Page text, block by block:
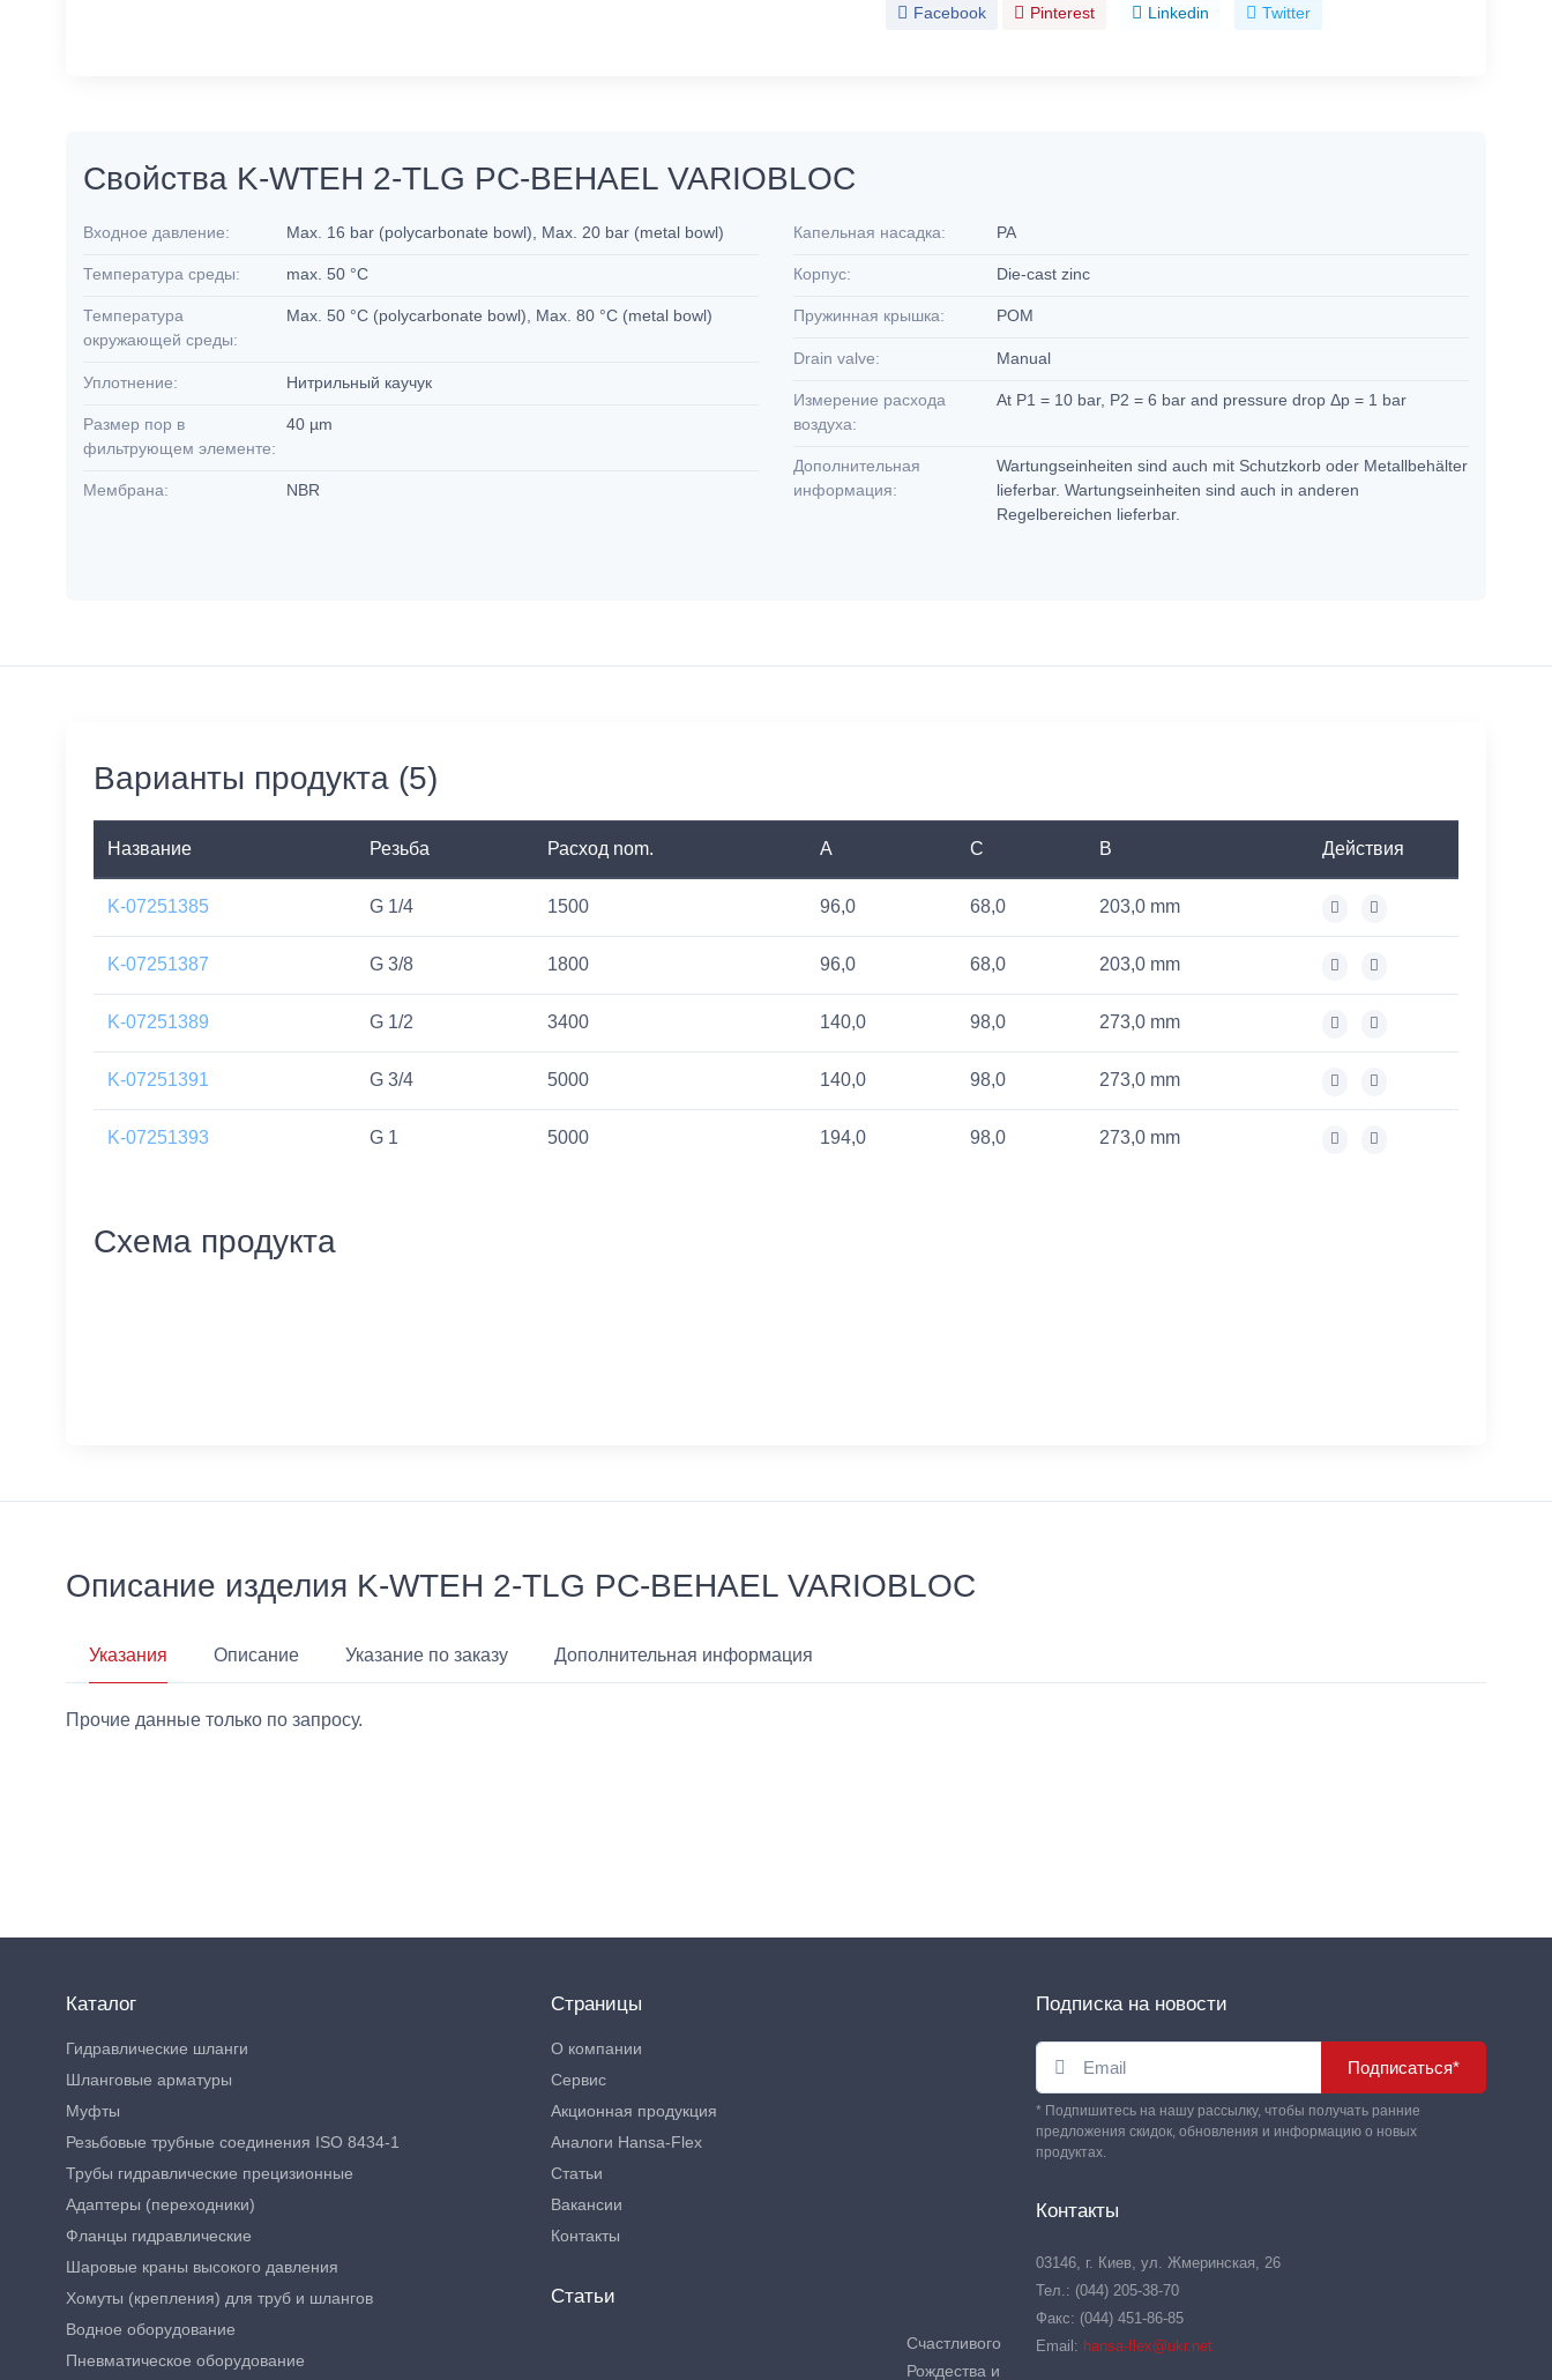
Facebook Pinterest Linkedin Twitter
Свойства K-WTEH 2-TLG PC-BEHAEL VARIOBLOC
Входное давление: Max. 16 bar (polycarbonate bowl), Max. 20 bar (metal bowl)
Температура среды: max. 50 °C
Температура
окружающей среды:
Max. 50 °C (polycarbonate bowl), Max. 80 °C (metal bowl)
Уплотнение: Нитрильный каучук
Размер пор в
фильтрующем элементе:
40 µm
Мембрана: NBR
Капельная насадка: PA
Корпус: Die-cast zinc
Пружинная крышка: POM
Drain valve: Manual
Измерение расхода
воздуха:
At P1 = 10 bar, P2 = 6 bar and pressure drop Δp = 1 bar
Дополнительная
информация:
Wartungseinheiten sind auch mit Schutzkorb oder Metallbehälter
lieferbar. Wartungseinheiten sind auch in anderen
Regelbereichen lieferbar.
Варианты продукта (5)
Название Резьба Расход nom. A C B Действия
K-07251385 G 1/4 1500 96,0 68,0 203,0 mm
K-07251387 G 3/8 1800 96,0 68,0 203,0 mm
K-07251389 G 1/2 3400 140,0 98,0 273,0 mm
K-07251391 G 3/4 5000 140,0 98,0 273,0 mm
K-07251393 G 1 5000 194,0 98,0 273,0 mm
Схема продукта
Описание изделия K-WTEH 2-TLG PC-BEHAEL VARIOBLOC
Указания Описание Указание по заказу Дополнительная информация
Прочие данные только по запросу.
Каталог
Гидравлические шланги
Шланговые арматуры
Муфты
Резьбовые трубные соединения ISO 8434-1
Трубы гидравлические прецизионные
Адаптеры (переходники)
Фланцы гидравлические
Шаровые краны высокого давления
Хомуты (крепления) для труб и шлангов
Водное оборудование
Пневматическое оборудование
Страницы
О компании
Сервис
Акционная продукция
Аналоги Hansa-Flex
Статьи
Вакансии
Контакты
Статьи
Счастливого
Рождества и
Подписка на новости
Подписаться*
* Подпишитесь на нашу рассылку, чтобы получать ранние
предложения скидок, обновления и информацию о новых
продуктах.
Контакты
03146, г. Киев, ул. Жмеринская, 26
Тел.: (044) 205-38-70
Факс: (044) 451-86-85
Email: hansa-flex@ukr.net